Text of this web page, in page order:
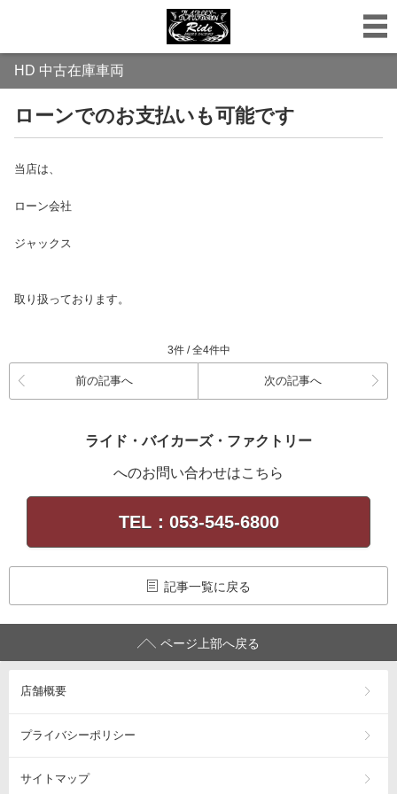
HD 中古在庫車両
ローンでのお支払いも可能です
当店は、
ローン会社
ジャックス
取り扱っております。
3件 / 全4件中
前の記事へ 次の記事へ
ライド・バイカーズ・ファクトリー
へのお問い合わせはこちら
TEL：053-545-6800
記事一覧に戻る
ページ上部へ戻る
店舗概要
プライバシーポリシー
サイトマップ